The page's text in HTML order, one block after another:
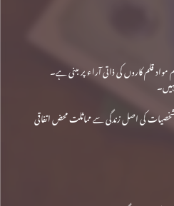
قلم کاروں کی ذاتی آراء پر مبنی ہے۔
کی اصل زندگی سے مماثلت محض اتفاقی